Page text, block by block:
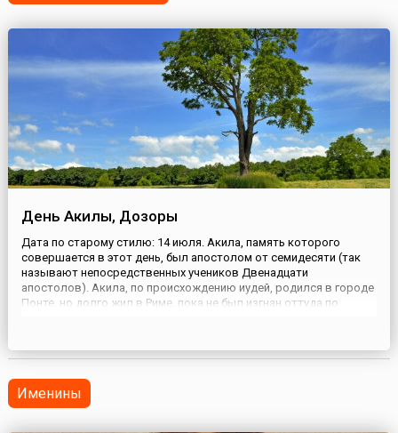
День Акилы, Дозоры
Дата по старому стилю: 14 июля. Акила, память которого
совершается в этот день, был апостолом от семидесяти (так
называют непосредственных учеников Двенадцати
апостолов). Акила, по происхождению иудей, родился в городе
Понте, но долго жил в Риме, пока не был изгнан оттуда по
Впоследств...
Именины